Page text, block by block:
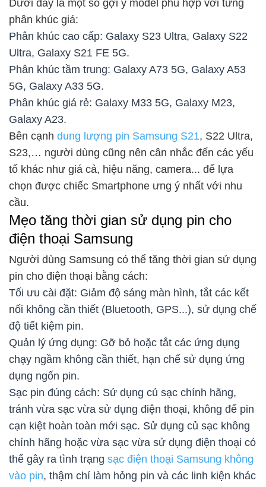
Dưới đây là một số gợi ý model phù hợp với từng
phân khúc giá:
Phân khúc cao cấp: Galaxy S23 Ultra, Galaxy S22
Ultra, Galaxy S21 FE 5G.
Phân khúc tầm trung: Galaxy A73 5G, Galaxy A53
5G, Galaxy A33 5G.
Phân khúc giá rẻ: Galaxy M33 5G, Galaxy M23,
Galaxy A23.
Bên cạnh dung lượng pin Samsung S21, S22 Ultra,
S23,… người dùng cũng nên cân nhắc đến các yếu
tố khác như giá cả, hiệu năng, camera... để lựa
chọn được chiếc Smartphone ưng ý nhất với nhu
cầu.
Mẹo tăng thời gian sử dụng pin cho
điện thoại Samsung
Người dùng Samsung có thể tăng thời gian sử dụng
pin cho điện thoại bằng cách:
Tối ưu cài đặt: Giảm độ sáng màn hình, tắt các kết
nối không cần thiết (Bluetooth, GPS...), sử dụng chế
độ tiết kiệm pin.
Quản lý ứng dụng: Gỡ bỏ hoặc tắt các ứng dụng
chạy ngầm không cần thiết, hạn chế sử dụng ứng
dụng ngốn pin.
Sạc pin đúng cách: Sử dụng củ sạc chính hãng,
tránh vừa sạc vừa sử dụng điện thoại, không để pin
cạn kiệt hoàn toàn mới sạc. Sử dụng củ sạc không
chính hãng hoặc vừa sạc vừa sử dụng điện thoại có
thể gây ra tình trạng sạc điện thoại Samsung không
vào pin, thậm chí làm hỏng pin và các linh kiện khác